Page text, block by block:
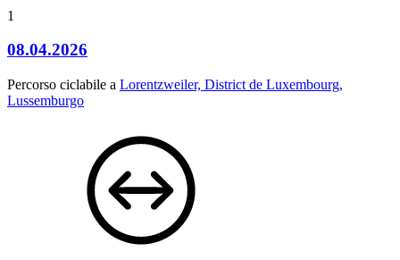
1
08.04.2026
Percorso ciclabile a Lorentzweiler, District de Luxembourg,
Lussemburgo